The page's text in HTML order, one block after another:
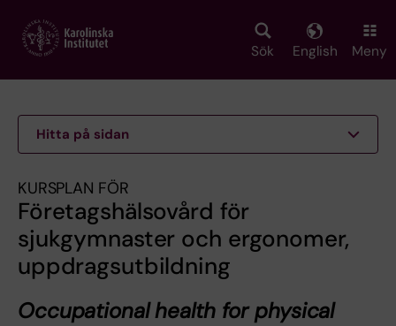
main
Sök English Meny
Hitta på sidan
KURSPLAN FÖR
Företagshälsovård för
sjukgymnaster och ergonomer,
uppdragsutbildning
Occupational health for physical